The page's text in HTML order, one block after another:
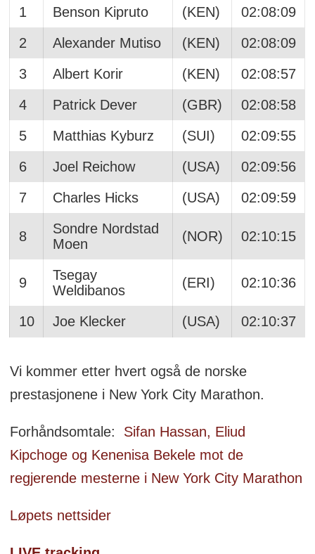
1 Benson Kipruto (KEN)
02:08:09
2
Alexander Mutiso (KEN)
02:08:09
3
Albert Korir (KEN)
02:08:57
4
Patrick Dever (GBR)
02:08:58
5
Matthias Kyburz (SUI)
02:09:55
6
Joel Reichow (USA)
02:09:56
7
Charles Hicks (USA) 02:09:59
8
Sondre Nordstad
Moen
(NOR) 02:10:15
9
Tsegay
Weldibanos
(ERI) 02:10:36
10 Joe Klecker (USA) 02:10:37
Vi kommer etter hvert også de norske
prestasjonene i New York City Marathon.
Forhåndsomtale: Sifan Hassan, Eliud
Kipchoge og Kenenisa Bekele mot de
regjerende mesterne i New York City Marathon
Løpets nettsider